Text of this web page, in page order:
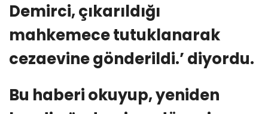
Demirci, çıkarıldığı
mahkemece tutuklanarak
cezaevine gönderildi.’ diyordu.
Bu haberi okuyup, yeniden